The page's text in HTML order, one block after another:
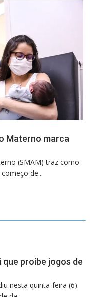
Materno marca
(SMAM) traz como
de...
que proíbe jogos de
nesta quinta-feira (6)